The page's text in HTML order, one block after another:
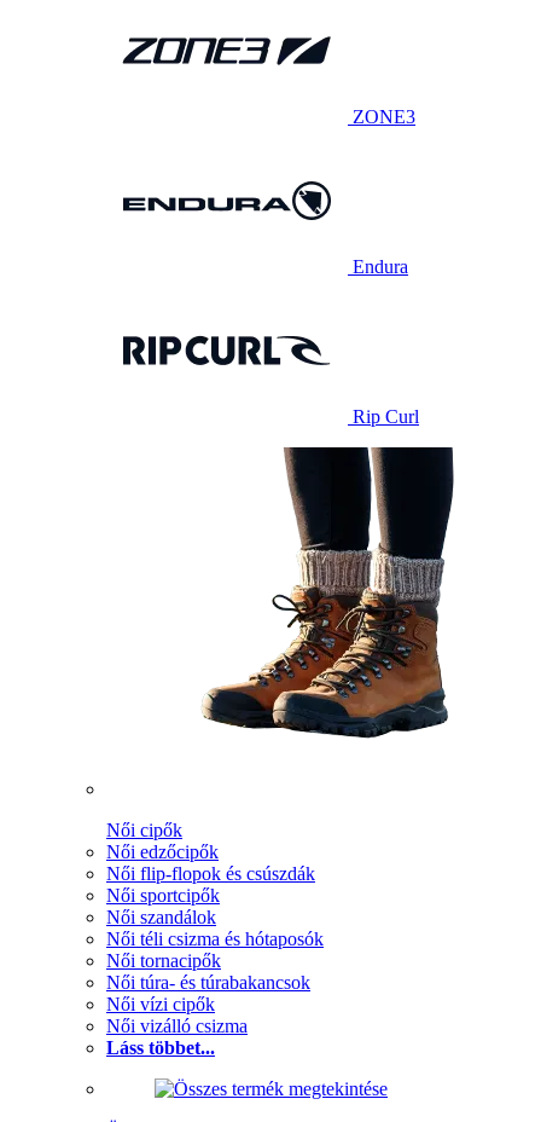
ZONE3
Endura
Rip Curl
Női cipők
Női edzőcipők
Női flip-flopok és csúszdák
Női sportcipők
Női szandálok
Női téli csizma és hótaposók
Női tornacipők
Női túra- és túrabakancsok
Női vízi cipők
Női vizálló csizma
Láss többet...